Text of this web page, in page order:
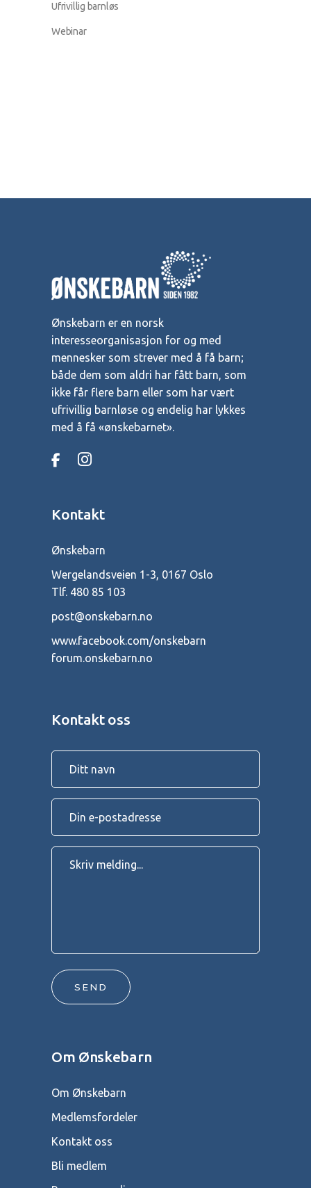
Ufrivillig barnløs
Webinar
Ønskebarn er en norsk
interesseorganisasjon for og med
mennesker som strever med å få barn;
både dem som aldri har fått barn, som
ikke får flere barn eller som har vært
ufrivillig barnløse og endelig har lykkes
med å få «ønskebarnet».
Kontakt
Ønskebarn
Wergelandsveien 1-3, 0167 Oslo
Tlf. 480 85 103
post@onskebarn.no
www.facebook.com/onskebarn
forum.onskebarn.no
Kontakt oss
SEND
Om Ønskebarn
Om Ønskebarn
Medlemsfordeler
Kontakt oss
Bli medlem